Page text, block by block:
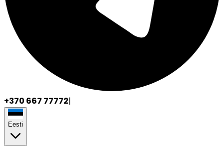
+370 667 77772|
Eesti